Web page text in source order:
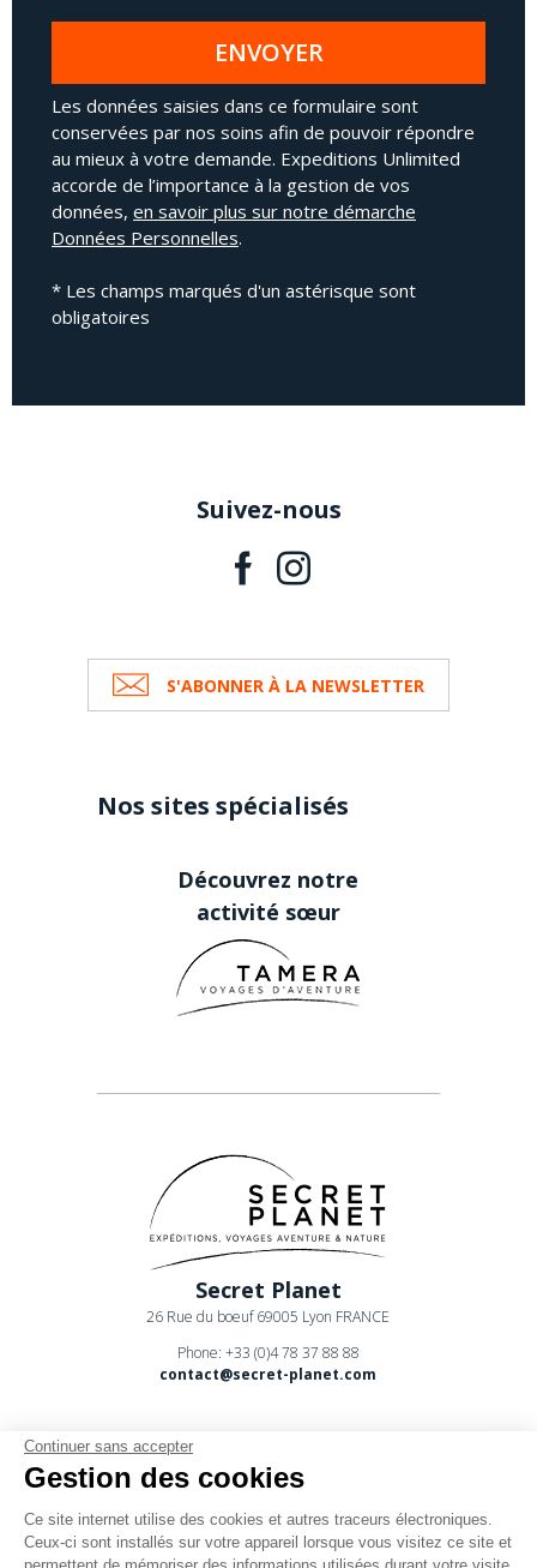
ENVOYER
Les données saisies dans ce formulaire sont
conservées par nos soins afin de pouvoir répondre
au mieux à votre demande. Expeditions Unlimited
accorde de l’importance à la gestion de vos
données, en savoir plus sur notre démarche
Données Personnelles.
* Les champs marqués d'un astérisque sont
obligatoires
Suivez-nous
S'ABONNER À LA NEWSLETTER
Nos sites spécialisés
Découvrez notre
activité sœur
Secret Planet
26 Rue du boeuf 69005 Lyon FRANCE
Phone: +33 (0)4 78 37 88 88
contact@secret-planet.com
Youtube
Continuer sans accepter
Gestion des cookies
Ce site internet utilise des cookies et autres traceurs électroniques.
Ceux-ci sont installés sur votre appareil lorsque vous visitez ce site et